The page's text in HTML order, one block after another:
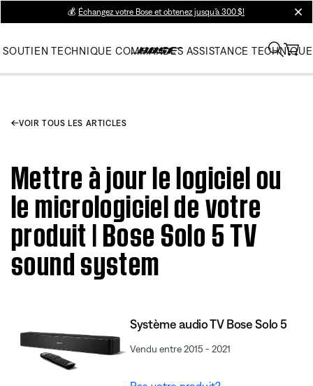
💰 Échangez votre Bose et obtenez jusqu’à 300 $!
SOUTIEN TECHNIQUE COMMANDES ASSISTANCE TECHNIQUE
VOIR TOUS LES ARTICLES
Mettre à jour le logiciel ou
le micrologiciel de votre
produit | Bose Solo 5 TV
sound system
Système audio TV Bose Solo 5
Vendu entre 2015 - 2021